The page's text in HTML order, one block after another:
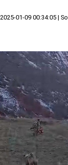
2025-01-09 00:34:05 |